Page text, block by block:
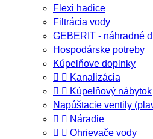
Flexi hadice
Filtrácia vody
GEBERIT - náhradné
Hospodárske potreby
Kúpelňove doplnky
  Kanalizácia
  Kúpelňový nábytok
Napúštacie ventily
  Náradie
  Ohrievače vody